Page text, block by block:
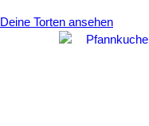
Deine Torten ansehen